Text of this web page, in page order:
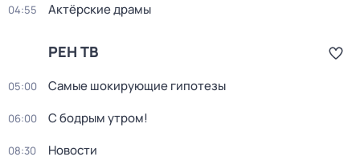
04:55 Актёрские драмы
РЕН ТВ
05:00 Самые шoкиpующие гипотезы
06:00 С бодрым утром!
08:30 Новости